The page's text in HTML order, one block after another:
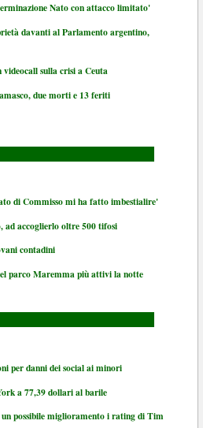
Nato con attacco limitato'
davanti al Parlamento argentino,
videocall sulla crisi a Ceuta
due morti e 13 feriti
di Commisso mi ha fatto imbestialire'
accoglierlo oltre 500 tifosi
contadini
parco Maremma più attivi la notte
per danni dei social ai minori
a 77,39 dollari al barile
possibile miglioramento i rating di Tim